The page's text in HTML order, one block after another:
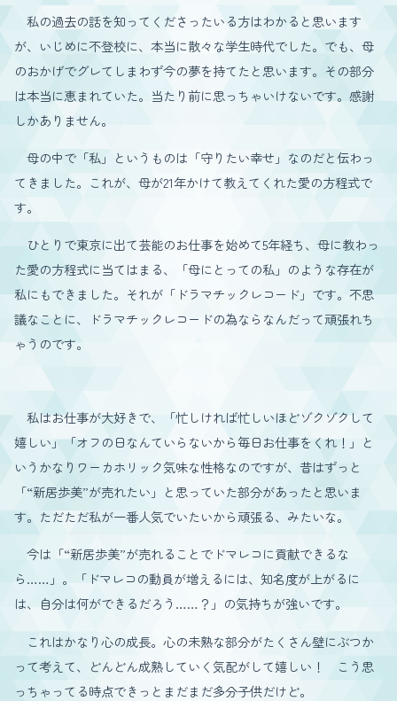
私の過去の話を知ってくださったいる方はわかると思います
が、いじめに不登校に、本当に散々な学生時代でした。でも、母
のおかげでグレてしまわず今の夢を持てたと思います。その部分
は本当に恵まれていた。当たり前に思っちゃいけないです。感謝
しかありません。
母の中で「私」というものは「守りたい幸せ」なのだと伝わっ
てきました。これが、母が21年かけて教えてくれた愛の方程式で
す。
ひとりで東京に出て芸能のお仕事を始めて5年経ち、母に教わっ
た愛の方程式に当てはまる、「母にとっての私」のような存在が
私にもできました。それが「ドラマチックレコード」です。不思
議なことに、ドラマチックレコードの為ならなんだって頑張れち
ゃうのです。
私はお仕事が大好きで、「忙しければ忙しいほどゾクゾクして
嬉しい」「オフの日なんていらないから毎日お仕事をくれ！」と
いうかなりワーカホリック気味な性格なのですが、昔はずっと
「“新居歩美”が売れたい」と思っていた部分があったと思いま
す。ただただ私が一番人気でいたいから頑張る、みたいな。
今は「“新居歩美”が売れることでドマレコに貢献できるな
ら……」。「ドマレコの動員が増えるには、知名度が上がるに
は、自分は何ができるだろう……？」の気持ちが強いです。
これはかなり心の成長。心の未熟な部分がたくさん壁にぶつか
って考えて、どんどん成熟していく気配がして嬉しい！ こう思
っちゃってる時点できっとまだまだ多分子供だけど。